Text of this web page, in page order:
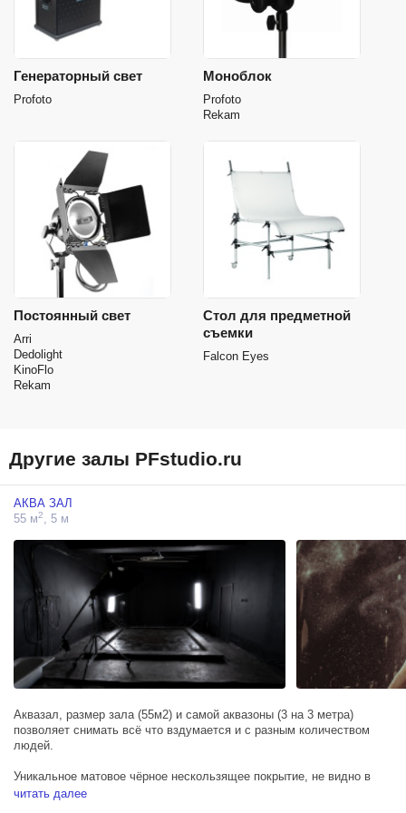
Генераторный свет
Profoto
Моноблок
Profoto
Rekam
Постоянный свет
Arri
Dedolight
KinoFlo
Rekam
Стол для предметной
съемки
Falcon Eyes
Другие залы PFstudio.ru
АКВА ЗАЛ
55 м2, 5 м
Аквазал, размер зала (55м2) и самой аквазоны (3 на 3 метра)
позволяет снимать всё что вздумается и с разным количеством
людей.
Уникальное матовое чёрное нескользящее покрытие, не видно в
кадре, создаёт хорошую глубину воды и можно прыгать как угодно,
читать далее